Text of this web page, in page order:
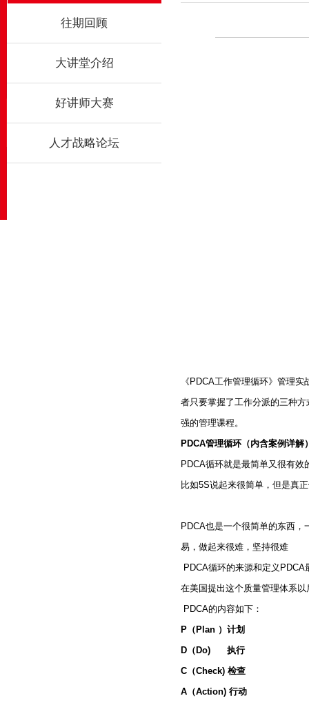
往期回顾
大讲堂介绍
好讲师大赛
人才战略论坛
《PDCA工作管理循环》管理
者只要掌握了工作分派的三种
强的管理课程。
PDCA管理循环（内含案例详解
PDCA循环就是最简单又很有
比如5S说起来很简单，但是真
PDCA也是一个很简单的东西
易，做起来很难，坚持很难
PDCA循环的来源和定义
在美国提出这个质量管理体系
PDCA的内容如下：
P（Plan ）计划
D（Do) 执行
C（Check) 检查
A（Action) 行动